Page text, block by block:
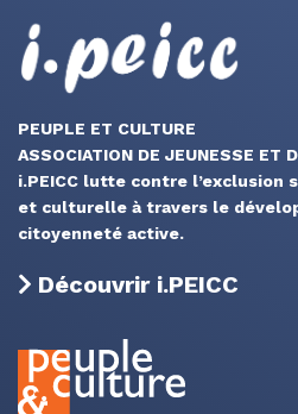
PEUPLE ET CULTURE
ASSOCIATION DE JEUNESSE ET
i.PEICC lutte contre l’exclusion
et culturelle à travers le
citoyenneté active.
Découvrir i.PEICC